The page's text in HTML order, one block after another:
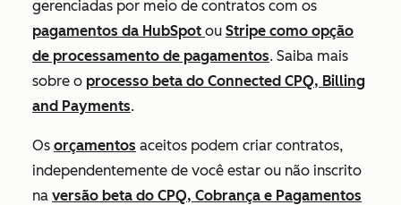
gerenciadas por meio de contratos com os
pagamentos da HubSpot ou Stripe como opção
de processamento de pagamentos. Saiba mais
sobre o processo beta do Connected CPQ, Billing
and Payments.
Os orçamentos aceitos podem criar contratos,
independentemente de você estar ou não inscrito
na versão beta do CPQ, Cobrança e Pagamentos